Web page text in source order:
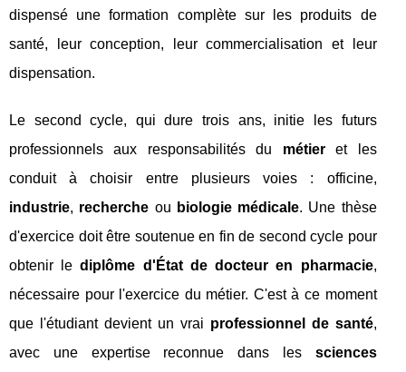
dispensé une formation complète sur les produits de
santé, leur conception, leur commercialisation et leur
dispensation.
Le second cycle, qui dure trois ans, initie les futurs
professionnels aux responsabilités du métieret les
conduit à choisir entre plusieurs voies : officine,
industrie, recherche ou biologie médicale. Une thèse
d'exercice doit être soutenue en fin de second cycle pour
obtenir lediplôme d'État de docteur en pharmacie,
nécessaire pour l'exercice du métier. C'est à ce moment
que l'étudiant devient un vrai professionnel de santé,
avec une expertise reconnue dans les sciences